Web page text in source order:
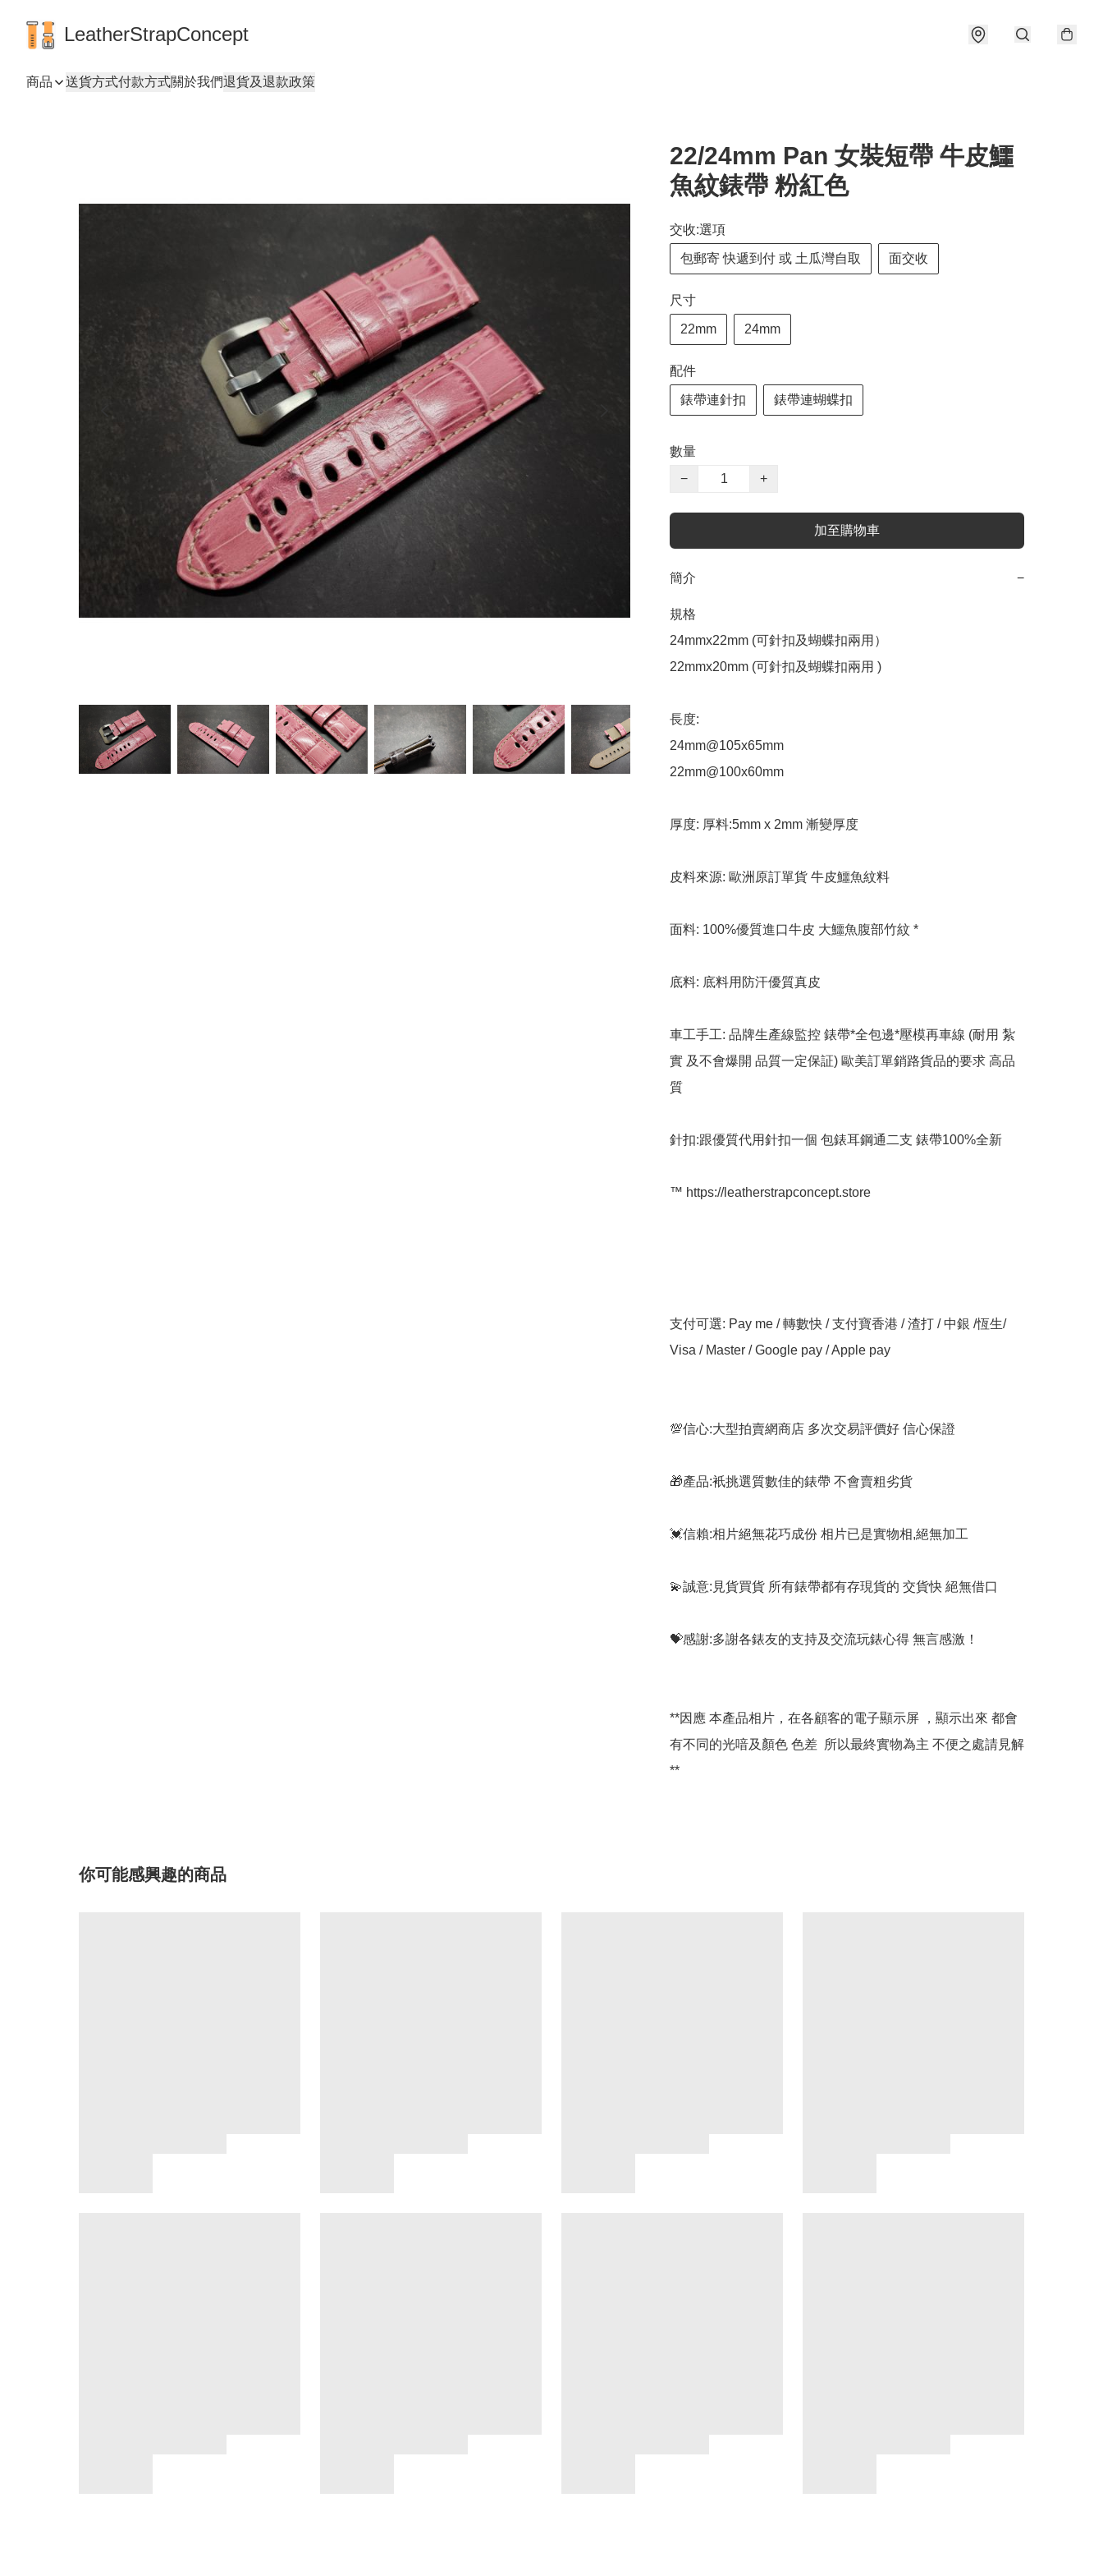
LeatherStrapConcept
商品 送貨方式付款方式關於我們退貨及退款政策
22/24mm Pan 女裝短帶 牛皮鱷
魚紋錶帶 粉紅色
交收:選項
包郵寄 快遞到付 或 土瓜灣自取 面交收
尺寸
22mm 24mm
配件
錶帶連針扣 錶帶連蝴蝶扣
數量
−
+
加至購物車
簡介 −
規格
24mmx22mm (可針扣及蝴蝶扣兩用）
22mmx20mm (可針扣及蝴蝶扣兩用 )
長度:
24mm@105x65mm
22mm@100x60mm
厚度: 厚料:5mm x 2mm 漸變厚度
皮料來源: 歐洲原訂單貨 牛皮鱷魚紋料
面料: 100%優質進口牛皮 大鱷魚腹部竹紋 *
底料: 底料用防汗優質真皮
車工手工: 品牌生產線監控 錶帶*全包邊*壓模再車線 (耐用 紮
實 及不會爆開 品質一定保証) 歐美訂單銷路貨品的要求 高品
質
針扣:跟優質代用針扣一個 包錶耳鋼通二支 錶帶100%全新
™️ https://leatherstrapconcept.store
支付可選: Pay me / 轉數快 / 支付寶香港 / 渣打 / 中銀 /恆生/
Visa / Master / Google pay / Apple pay
💯信心:大型拍賣網商店 多次交易評價好 信心保證
🎁產品:衹挑選質數佳的錶帶 不會賣粗劣貨
💓信賴:相片絕無花巧成份 相片已是實物相,絕無加工
💫誠意:見貨買貨 所有錶帶都有存現貨的 交貨快 絕無借口
💝感謝:多謝各錶友的支持及交流玩錶心得 無言感激！
**因應 本產品相片，在各顧客的電子顯示屏 ，顯示出來 都會
有不同的光喑及顏色 色差  所以最終實物為主 不便之處請見解
你可能感興趣的商品